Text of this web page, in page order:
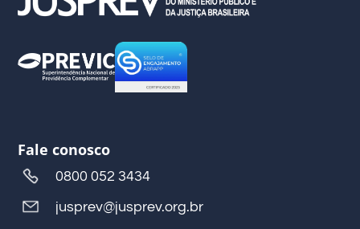
Fale conosco
0800 052 3434
jusprev@jusprev.org.br